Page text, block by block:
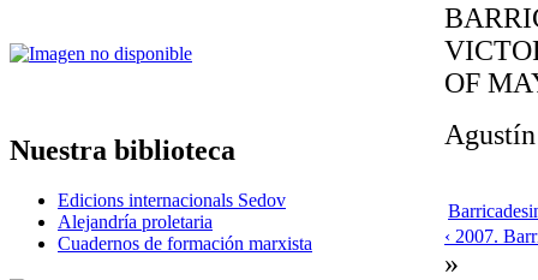
Nuestra biblioteca
Edicions internacionals Sedov
Alejandría proletaria
Cuadernos de formación marxista
OF
‹ 2007.
»